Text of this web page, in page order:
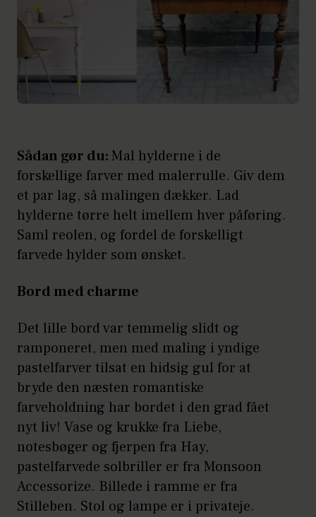
Sådan gør du: Mal hylderne i de
forskellige farver med malerrulle. Giv dem
et par lag, så malingen dækker. Lad
hylderne tørre helt imellem hver påføring.
Saml reolen, og fordel de forskelligt
farvede hylder som ønsket.
Bord med charme
Det lille bord var temmelig slidt og
ramponeret, men med maling i yndige
pastelfarver tilsat en hidsig gul for at
bryde den næsten romantiske
farveholdning har bordet i den grad fået
nyt liv! Vase og krukke fra Liebe,
notesbøger og fjerpen fra Hay,
pastelfarvede solbriller er fra Monsoon
Accessorize. Billede i ramme er fra
Stilleben. Stol og lampe er i privateje.